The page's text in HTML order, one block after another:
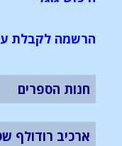
הרשמה לקבלת
חנות הספרים
ארכיב רודולף